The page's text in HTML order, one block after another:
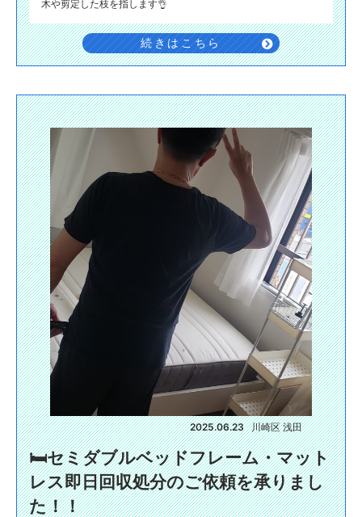
木や剪定した枝を指します👌
続きはこちら
2025.06.23 川崎区 浅田
🛏️セミダブルベッドフレーム・マット
レス即日回収処分のご依頼を承りまし
た！！